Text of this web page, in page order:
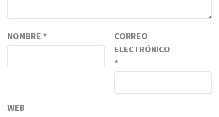
NOMBRE *
CORREO
ELECTRÓNICO
*
WEB